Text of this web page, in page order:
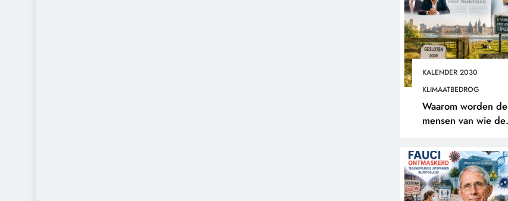
KALENDER 2030
KLIMAATBEDROG
Waarom worden de
mensen van wie de
buitengesloten?